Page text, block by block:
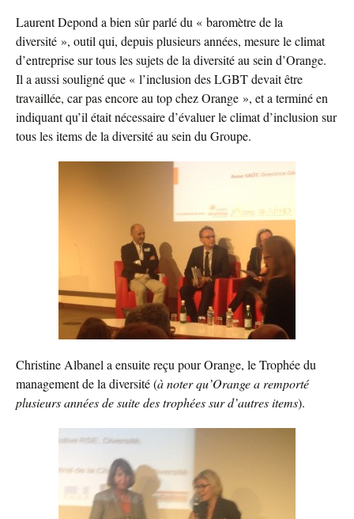
Laurent Depond a bien sûr parlé du « baromètre de la
diversité », outil qui, depuis plusieurs années, mesure le climat
d’entreprise sur tous les sujets de la diversité au sein d’Orange.
Il a aussi souligné que « l’inclusion des LGBT devait être
travaillée, car pas encore au top chez Orange », et a terminé en
indiquant qu’il était nécessaire d’évaluer le climat d’inclusion sur
tous les items de la diversité au sein du Groupe.
Christine Albanel a ensuite reçu pour Orange, le Trophée du
management de la diversité (à noter qu’Orange a remporté
plusieurs années de suite des trophées sur d’autres items).